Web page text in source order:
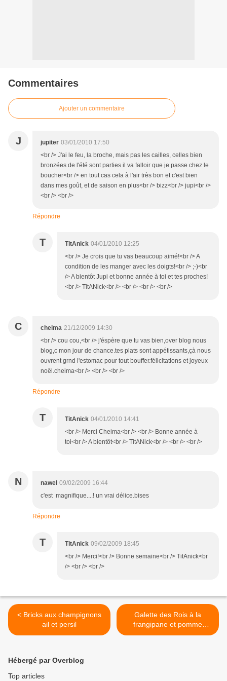
Commentaires
Ajouter un commentaire
J jupiter 03/01/2010 17:50
<br /> J'ai le feu, la broche, mais pas les cailles, celles bien
bronzées de l'été sont parties il va falloir que je passe chez le
boucher<br /> en tout cas cela à l'air très bon et c'est bien
dans mes goût, et de saison en plus<br /> bizz<br /> jupi<br />
<br /> <br />
Répondre
T TitAnick 04/01/2010 12:25
<br /> Je crois que tu vas beaucoup aimé!<br /> A
condition de les manger avec les doigts!<br /> ;-)<br
/> A bientôt Jupi et bonne année à toi et tes proches!
<br /> TitANick<br /> <br /> <br /> <br />
C cheima 21/12/2009 14:30
<br /> cou cou,<br /> j'éspère que tu vas bien,over blog nous
blog,c mon jour de chance.tes plats sont appétissants,çà nous
ouvrent grnd l'estomac pour tout bouffer.félicitations et joyeux
noêl.cheima<br /> <br /> <br />
Répondre
T TitAnick 04/01/2010 14:41
<br /> Merci Cheima<br /> <br /> Bonne année à
toi<br /> A bientôt<br /> TitANick<br /> <br /> <br />
N nawel 09/02/2009 16:44
c'est magnifique....! un vrai délice.bises
Répondre
T TitAnick 09/02/2009 18:45
<br /> Merci!<br /> Bonne semaine<br /> TitAnick<br
/> <br /> <br />
< Bricks aux champignons
ail et persil
Galette des Rois à la
frangipane et pomme
caramélisée >
Hébergé par Overblog
Top articles